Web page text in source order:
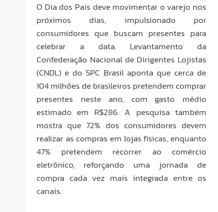
O Dia dos Pais deve movimentar o varejo nos
próximos dias, impulsionado por
consumidores que buscam presentes para
celebrar a data. Levantamento da
Confederação Nacional de Dirigentes Lojistas
(CNDL) e do SPC Brasil aponta que cerca de
104 milhões de brasileiros pretendem comprar
presentes neste ano, com gasto médio
estimado em R$286. A pesquisa também
mostra que 72% dos consumidores devem
realizar as compras em lojas físicas, enquanto
47% pretendem recorrer ao comércio
eletrônico, reforçando uma jornada de
compra cada vez mais integrada entre os
canais.